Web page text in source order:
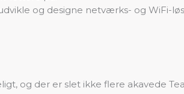
og designe netværks- og WiFi-
og der er slet ikke flere akavede